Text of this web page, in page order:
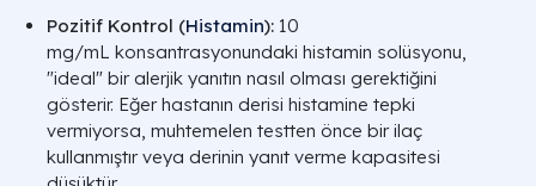
Pozitif Kontrol (Histamin): 10
mg/mL konsantrasyonundaki histamin solüsyonu,
"ideal" bir alerjik yanıtın nasıl olması gerektiğini
gösterir. Eğer hastanın derisi histamine tepki
vermiyorsa, muhtemelen testten önce bir ilaç
kullanmıştır veya derinin yanıt verme kapasitesi